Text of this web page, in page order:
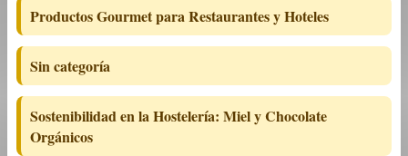
Productos Gourmet para Restaurantes y Hoteles
Sin categoría
Sostenibilidad en la Hostelería: Miel y Chocolate
Orgánicos